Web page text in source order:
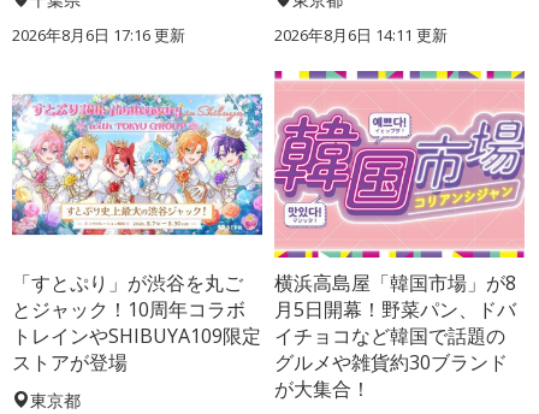
2026年8月6日 17:16更新 2026年8月6日 14:11 更新
「すとぷり」が渋谷を丸ご
とジャック！10周年コラボ
トレインやSHIBUYA109限定
ストアが登場
東京都
横浜高島屋「韓国市場」が8
月5日開幕！野菜パン、ドバ
イチョコなど韓国で話題の
グルメや雑貨約30ブランド
が大集合！